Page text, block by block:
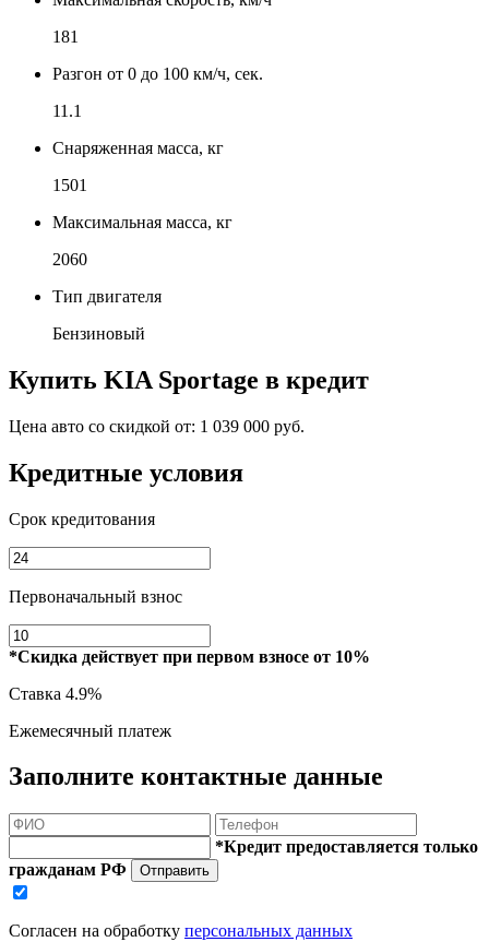
181
Разгон от 0 до 100 км/ч, сек.
11.1
Снаряженная масса, кг
1501
Максимальная масса, кг
2060
Тип двигателя
Бензиновый
Купить KIA Sportage в кредит
Цена авто со скидкой от: 1 039 000 руб.
Кредитные условия
Срок кредитования
Первоначальный взнос
*Скидка действует при первом взносе от 10%
Ставка 4.9%
Ежемесячный платеж
Заполните контактные данные
*Кредит предоставляется только
гражданам РФ
Отправить
Согласен на обработку персональных данных